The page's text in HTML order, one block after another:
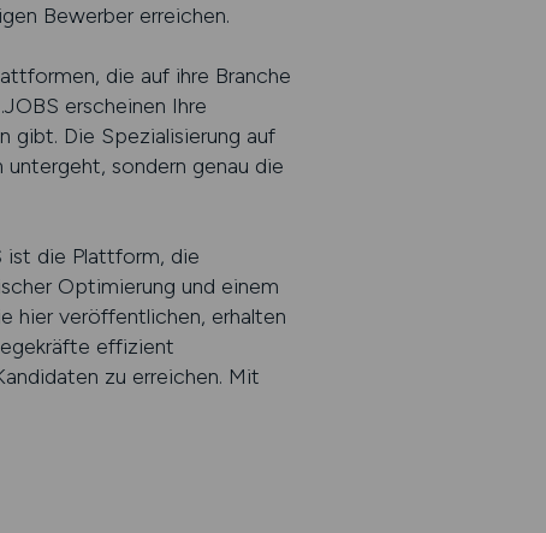
Bewerber erreichen.
die auf ihre Branche
erscheinen Ihre
gibt. Die Spezialisierung auf
sondern genau die
ist die Plattform, die
Optimierung und einem
hier veröffentlichen, erhalten
effizient
zu erreichen. Mit